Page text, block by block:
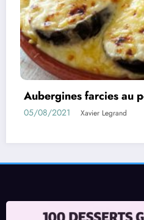
béchamel
01/08/2021